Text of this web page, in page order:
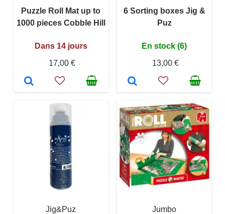
Puzzle Roll Mat up to
1000 pieces Cobble Hill
Dans 14 jours
17,00 €
6 Sorting boxes Jig &
Puz
En stock (6)
13,00 €
Jig&Puz Jumbo